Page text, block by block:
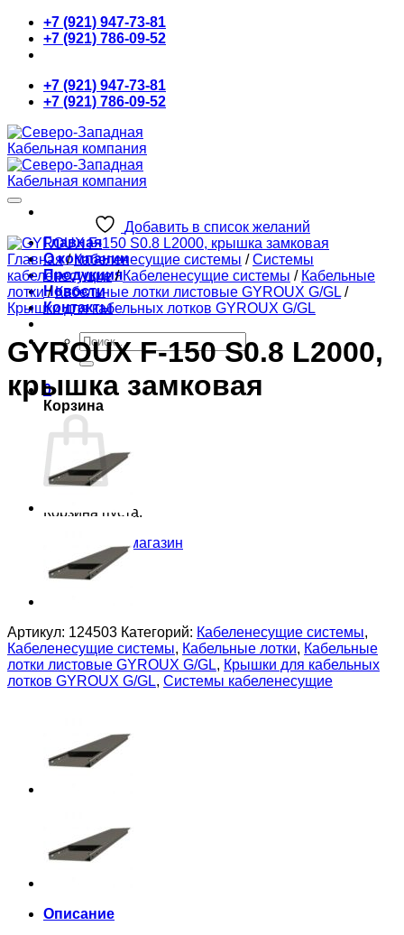
Skip
content
+7 (921) 947-73-81
+7 (921) 786-09-52
+7 (921) 947-73-81
+7 (921) 786-09-52
Главная
О компании
Продукция
Новости
Контакты
Искать:
0
Корзина
Корзина пуста.
Вернуться в магазин
Добавить в список желаний
Главная / Кабеленесущие системы / Системы
кабеленесущие / Кабеленесущие системы / Кабельные
лотки / Кабельные лотки листовые GYROUX G/GL /
Крышки для кабельных лотков GYROUX G/GL
GYROUX F-150 S0.8 L2000,
крышка замковая
Артикул: 124503 Категорий: Кабеленесущие системы,
Кабеленесущие системы, Кабельные лотки, Кабельные
лотки листовые GYROUX G/GL, Крышки для кабельных
лотков GYROUX G/GL, Системы кабеленесущие
Описание